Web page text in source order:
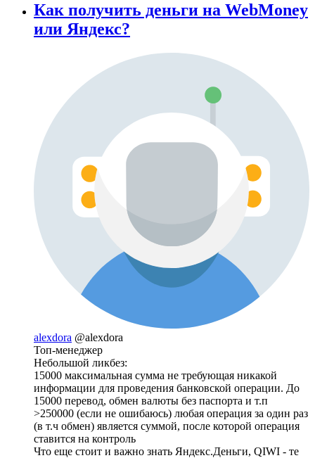
Как получить деньги на WebMoney
или Яндекс?
alexdora @alexdora
Топ-менеджер
Небольшой ликбез:
15000 максимальная сумма не требующая никакой
информации для проведения банковской операции. До
15000 перевод, обмен валюты без паспорта и т.п
>250000 (если не ошибаюсь) любая операция за один раз
(в т.ч обмен) является суммой, после которой операция
ставится на контроль
Что еще стоит и важно знать Яндекс.Деньги, QIWI - те